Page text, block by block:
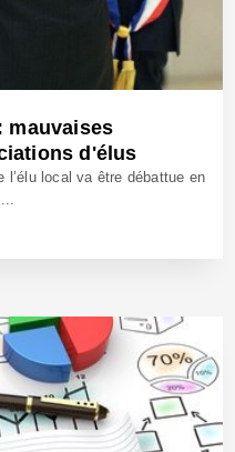
mauvaises
d'élus
local va être débattue en